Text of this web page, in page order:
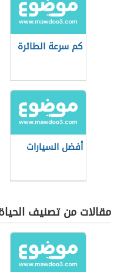
كم سرعة الطائرة
أفضل السيارات
مقالات من تصنيف